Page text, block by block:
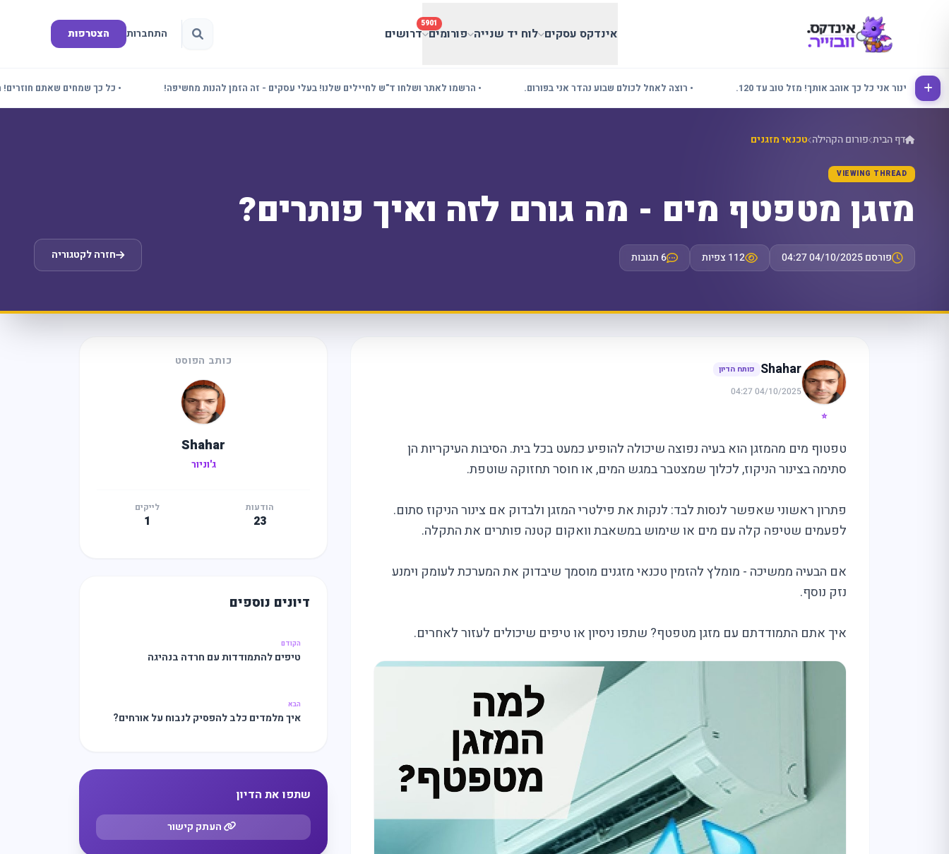
אינדקס עסקים לוח יד שנייה פורומים
5901
דרושים התחברות הצטרפות
אני כל כך אוהב אותך! מזל טוב עד 120. • רוצה לאחל לכולם שבוע נהדר אני בפורום. • הרשמו לאתר ושלחו ד"ש לחיילים שלנו! בעלי עסקים - זה הזמן להנות מחשיפה! • כל כך שמחים שאתם חוזרים! תדעו
דף הבית פורום הקהילה טכנאי מזגנים
VIEWING THREAD
מזגן מטפטף מים - מה גורם לזה ואיך פותרים?
פורסם 04/10/2025 04:27 112 צפיות 6 תגובות חזרה לקטגוריה
⭐
Shahar פותח הדיון
04/10/2025 04:27
טפטוף מים מהמזגן הוא בעיה נפוצה שיכולה להופיע כמעט בכל בית. הסיבות העיקריות הן
סתימה בצינור הניקוז, לכלוך שמצטבר במגש המים, או חוסר תחזוקה שוטפת.
פתרון ראשוני שאפשר לנסות לבד: לנקות את פילטרי המזגן ולבדוק אם צינור הניקוז סתום.
לפעמים שטיפה קלה עם מים או שימוש במשאבת וואקום קטנה פותרים את התקלה.
אם הבעיה ממשיכה - מומלץ להזמין טכנאי מזגנים מוסמך שיבדוק את המערכת לעומק וימנע
נזק נוסף.
איך אתם התמודדתם עם מזגן מטפטף? שתפו ניסיון או טיפים שיכולים לעזור לאחרים.
כותב הפוסט
Shahar
ג'וניור
הודעות
23
לייקים
1
דיונים נוספים
הקודם
טיפים להתמודדות עם חרדה בנהיגה
הבא
איך מלמדים כלב להפסיק לנבוח על אורחים?
שתפו את הדיון
העתק קישור